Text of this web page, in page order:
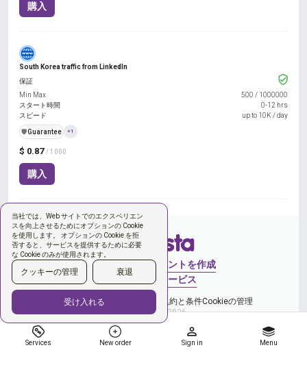
当社では、Web サイトでのエクスペリエン
スを向上させるためにオプションの Cookie
を使用します。 オプションの Cookie を拒
否すると、サービスを提供するために必要
な Cookie のみが使用されます。
クッキーの管理 衰退
受け入れる
Services New order Sign in Menu
購入
South Korea traffic from LinkedIn
$ 0.87 / 1000
購入
保証
Min Max
500 / 1000000
スタート時間
0-12 hrs
スピード
up to 10K / day
️🛡️Guarantee +1
サインイン
アカウントを作成
新しい注文
サービス
プライバシーポリシー ご利用規約と条件Cookieの管理
Copyright © 2026